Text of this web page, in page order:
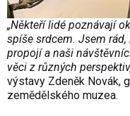
„Někteří lidé poznávají
spíše srdcem. Jsem
propojí a naši
věci z různých
výstavy Zdeněk Novák,
zemědělského muzea.